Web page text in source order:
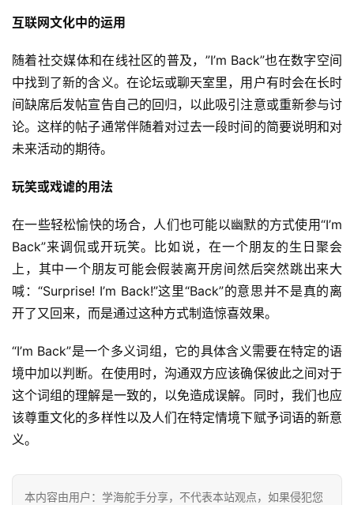
互联网文化中的运用
随着社交媒体和在线社区的普及，”I’m Back”也在数字空间
中找到了新的含义。在论坛或聊天室里，用户有时会在长时
间缺席后发帖宣告自己的回归，以此吸引注意或重新参与讨
论。这样的帖子通常伴随着对过去一段时间的简要说明和对
未来活动的期待。
玩笑或戏谑的用法
在一些轻松愉快的场合，人们也可能以幽默的方式使用“I’m
Back”来调侃或开玩笑。比如说，在一个朋友的生日聚会
上，其中一个朋友可能会假装离开房间然后突然跳出来大
喊：“Surprise! I’m Back!”这里“Back”的意思并不是真的离
开了又回来，而是通过这种方式制造惊喜效果。
“I’m Back”是一个多义词组，它的具体含义需要在特定的语
境中加以判断。在使用时，沟通双方应该确保彼此之间对于
这个词组的理解是一致的，以免造成误解。同时，我们也应
该尊重文化的多样性以及人们在特定情境下赋予词语的新意
义。
本内容由用户：学海舵手分享，不代表本站观点，如果侵犯您